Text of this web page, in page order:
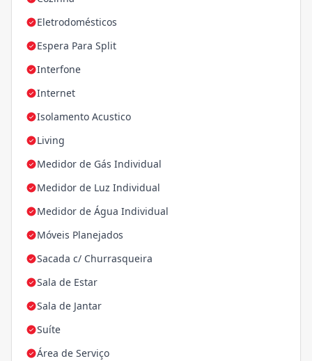
Eletrodomésticos
Espera Para Split
Interfone
Internet
Isolamento Acustico
Living
Medidor de Gás Individual
Medidor de Luz Individual
Medidor de Água Individual
Móveis Planejados
Sacada c/ Churrasqueira
Sala de Estar
Sala de Jantar
Suíte
Área de Serviço